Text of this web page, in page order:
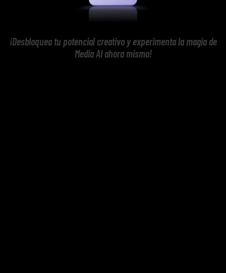
¡Desbloquea tu potencial creativo y experimenta la magia de
Media AI ahora mismo!